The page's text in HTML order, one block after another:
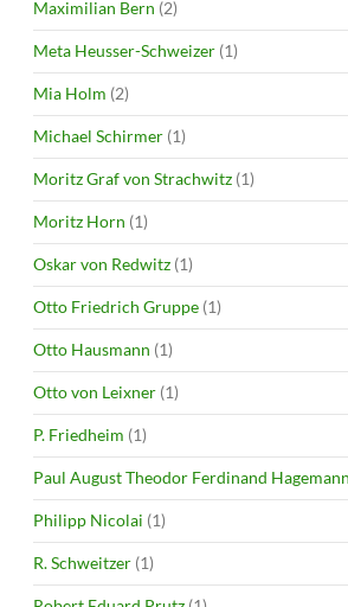
Maximilian Bern (2)
Meta Heusser-Schweizer (1)
Mia Holm (2)
Michael Schirmer (1)
Moritz Graf von Strachwitz (1)
Moritz Horn (1)
Oskar von Redwitz (1)
Otto Friedrich Gruppe (1)
Otto Hausmann (1)
Otto von Leixner (1)
P. Friedheim (1)
Paul August Theodor Ferdinand Hagemann
Philipp Nicolai (1)
R. Schweitzer (1)